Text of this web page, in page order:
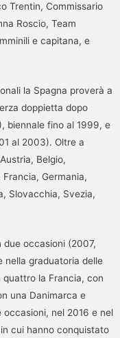
Trentin, Commissario
Roscio, Team
e capitana, e
la Spagna proverà a
doppietta dopo
biennale fino al 1999, e
al 2003). Oltre a
Belgio,
Germania,
Slovacchia, Svezia,
due occasioni (2007,
nella graduatoria delle
la Francia, con
una Danimarca e
occasioni, nel 2016 e nel
cui hanno conquistato